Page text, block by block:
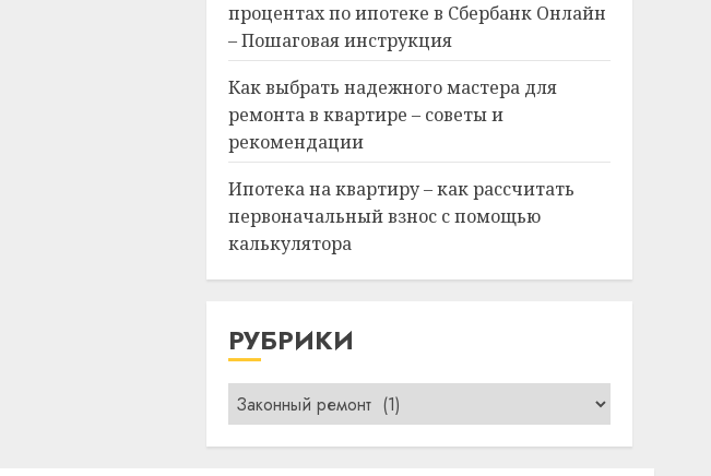
процентах по ипотеке в Сбербанк Онлайн
– Пошаговая инструкция
Как выбрать надежного мастера для
ремонта в квартире – советы и
рекомендации
Ипотека на квартиру – как рассчитать
первоначальный взнос с помощью
калькулятора
РУБРИКИ
Рубрики